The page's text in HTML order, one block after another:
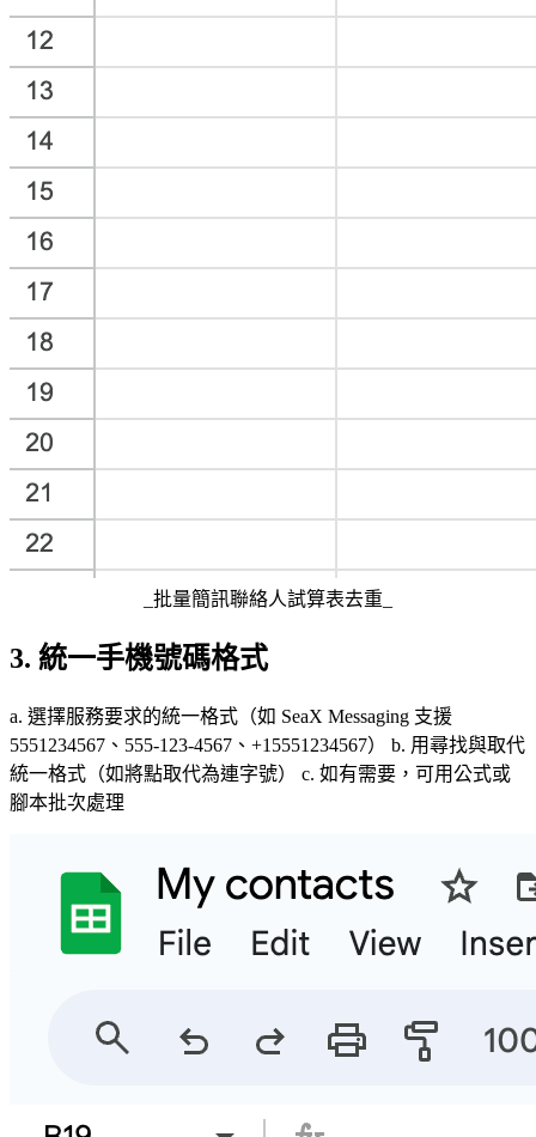
_批量簡訊聯絡人試算表去重_
3. 統一手機號碼格式
a. 選擇服務要求的統一格式（如 SeaX Messaging 支援
5551234567、555-123-4567、+15551234567） b. 用尋找與取代
統一格式（如將點取代為連字號） c. 如有需要，可用公式或
腳本批次處理